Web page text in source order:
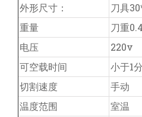
外形尺寸：
刀具
重量
刀重
电压
220v
可空载时间
小于1
切割速度
手动
温度范围
室温